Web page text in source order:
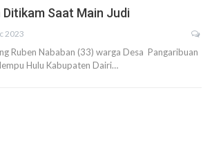
Ditikam Saat Main Judi
2023
Ruben Nababan (33) warga Desa Pangaribuan
Hulu Kabupaten Dairi…